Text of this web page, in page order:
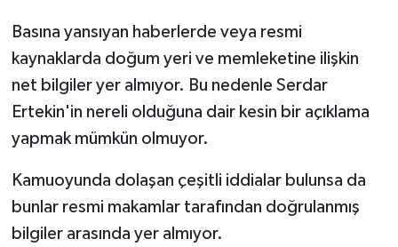
Basına yansıyan haberlerde veya resmi
kaynaklarda doğum yeri ve memleketine ilişkin
net bilgiler yer almıyor. Bu nedenle Serdar
Ertekin'in nereli olduğuna dair kesin bir açıklama
yapmak mümkün olmuyor.
Kamuoyunda dolaşan çeşitli iddialar bulunsa da
bunlar resmi makamlar tarafından doğrulanmış
bilgiler arasında yer almıyor.